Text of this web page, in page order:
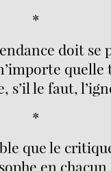
*
doit se
s’il le faut,
*
que le
en chacun